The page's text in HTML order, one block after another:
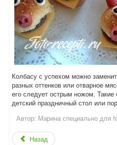
Колбасу с успехом можно
разных оттенков или отварное
его следует острым ножом. Такие
детский праздничный стол или
Автор: Марина специально для
Назад